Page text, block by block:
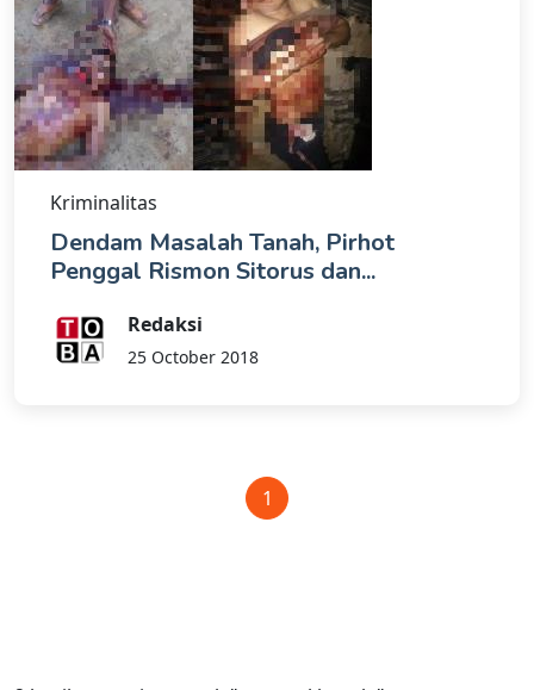
Kriminalitas
Dendam Masalah Tanah, Pirhot
Penggal Rismon Sitorus dan...
Redaksi
25 October 2018
1